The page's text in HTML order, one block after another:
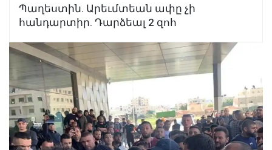
Պաղեստին. Արեւմտեան ափը չի
հանդարտիր. Դարձեալ 2 զոհ